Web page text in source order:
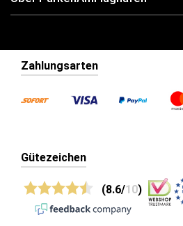
Zahlungsarten
Gütezeichen
(8.6/10)